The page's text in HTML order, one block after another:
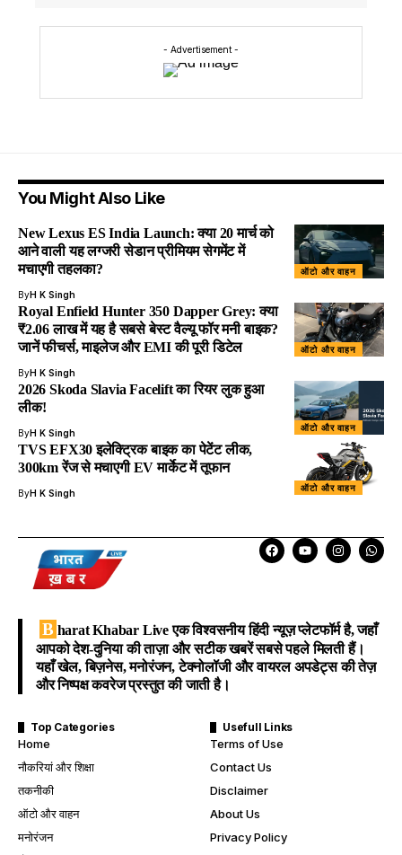
- Advertisement -
You Might Also Like
ऑटो और वाहन
New Lexus ES India Launch: क्या 20 मार्च को
आने वाली यह लग्जरी सेडान प्रीमियम सेगमेंट में
मचाएगी तहलका?
ByH K Singh
ऑटो और वाहन
Royal Enfield Hunter 350 Dapper Grey: क्या
₹2.06 लाख में यह है सबसे बेस्ट वैल्यू फॉर मनी बाइक?
जानें फीचर्स, माइलेज और EMI की पूरी डिटेल
ByH K Singh
ऑटो और वाहन
2026 Skoda Slavia Facelift का रियर लुक हुआ
लीक!
ByH K Singh
ऑटो और वाहन
TVS EFX30 इलेक्ट्रिक बाइक का पेटेंट लीक,
300km रेंज से मचाएगी EV मार्केट में तूफान
ByH K Singh
B harat Khabar Liveएक विश्वसनीय हिंदी न्यूज़ प्लेटफॉर्म है, जहाँ
आपको देश-दुनिया की ताज़ा और सटीक खबरें सबसे पहले मिलती हैं।
यहाँ खेल, बिज़नेस, मनोरंजन, टेक्नोलॉजी और वायरल अपडेट्स की तेज़
और निष्पक्ष कवरेज प्रस्तुत की जाती है।
Top Categories
Home
नौकरियां और शिक्षा
तकनीकी
ऑटो और वाहन
मनोरंजन
Usefull Links
Terms of Use
Contact Us
Disclaimer
About Us
Privacy Policy